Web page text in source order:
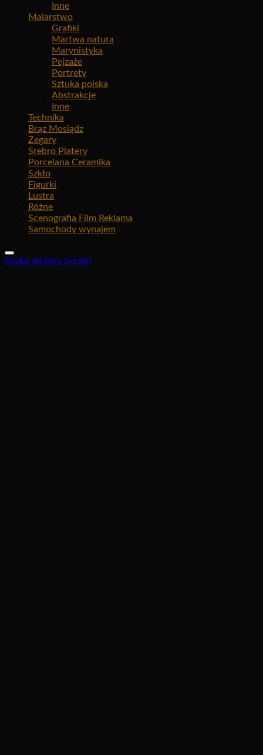
Inne
Malarstwo
Grafiki
Martwa natura
Marynistyka
Pejzaże
Portrety
Sztuka polska
Abstrakcje
Inne
Technika
Brąz Mosiądz
Zegary
Srebro Platery
Porcelana Ceramika
Szkło
Figurki
Lustra
Różne
Scenografia Film Reklama
Samochody wynajem
Dodaj do listy życzeń